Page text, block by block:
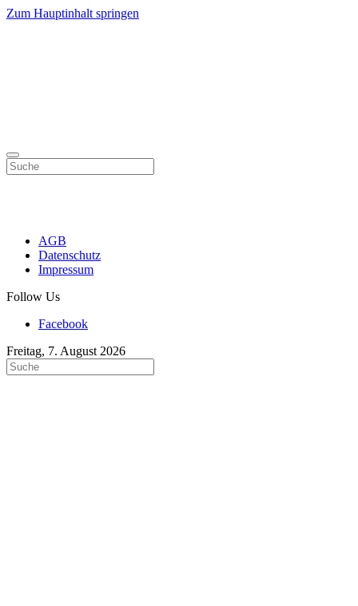
Zum Hauptinhalt springen
AGB
Datenschutz
Impressum
Follow Us
Facebook
Freitag, 7. August 2026